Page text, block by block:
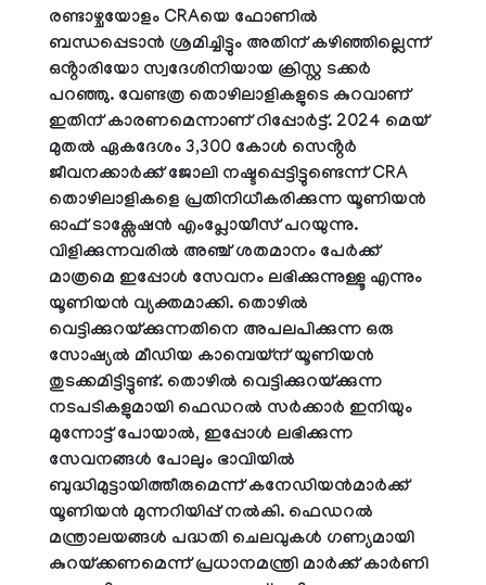
രണ്ടാഴ്ചയോളം CRAയെ ഫോണിൽ
ബന്ധപ്പെടാൻ ശ്രമിച്ചിട്ടും അതിന് കഴിഞ്ഞില്ലെന്ന്
ഒൻ്റാരിയോ സ്വദേശിനിയായ ക്രിസ്റ്റ ടക്കർ
പറഞ്ഞു. വേണ്ടത്ര തൊഴിലാളികളുടെ കുറവാണ്
ഇതിന് കാരണമെന്നാണ് റിപ്പോർട്ട്. 2024 മെയ്
മുതൽ ഏകദേശം 3,300 കോൾ സെൻ്റർ
ജീവനക്കാർക്ക് ജോലി നഷ്ടപ്പെട്ടിട്ടുണ്ടെന്ന് CRA
തൊഴിലാളികളെ പ്രതിനിധീകരിക്കുന്ന യൂണിയൻ
ഓഫ് ടാക്സേഷൻ എംപ്ലോയീസ് പറയുന്നു.
വിളിക്കുന്നവരിൽ അഞ്ച് ശതമാനം പേർക്ക്
മാത്രമെ ഇപ്പോൾ സേവനം ലഭിക്കുന്നുള്ളൂ എന്നും
യൂണിയൻ വ്യക്തമാക്കി. തൊഴിൽ
വെട്ടിക്കുറയ്ക്കുന്നതിനെ അപലപിക്കുന്ന ഒരു
സോഷ്യൽ മീഡിയ കാമ്പെയ്‌ന് യൂണിയൻ
തുടക്കമിട്ടിട്ടുണ്ട്. തൊഴിൽ വെട്ടിക്കുറയ്ക്കുന്ന
നടപടികളുമായി ഫെഡറൽ സർക്കാർ ഇനിയും
മുന്നോട്ട് പോയാൽ, ഇപ്പോൾ ലഭിക്കുന്ന
സേവനങ്ങൾ പോലും ഭാവിയിൽ
ബുദ്ധിമുട്ടായിത്തീരുമെന്ന് കനേഡിയൻമാർക്ക്
യൂണിയൻ മുന്നറിയിപ്പ് നൽകി. ഫെഡറൽ
മന്ത്രാലയങ്ങൾ പദ്ധതി ചെലവുകൾ ഗണ്യമായി
കുറയ്ക്കണമെന്ന് പ്രധാനമന്ത്രി മാർക്ക് കാർണി